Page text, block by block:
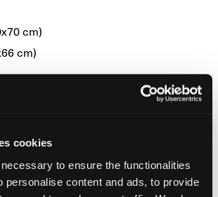
cookies
to ensure the functionalities
personalise content and ads, to provide
cm)
cm)
certificaciones medioambientales